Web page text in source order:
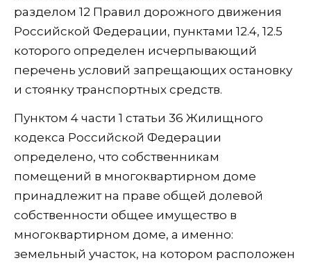
разделом 12 Правил дорожного движения
Российской Федерации, пунктами 12.4, 12.5
которого определен исчерпывающий
перечень условий запрещающих остановку
и стоянку транспортных средств.
Пунктом 4 части 1 статьи 36 Жилищного
кодекса Российской Федерации
определено, что собственникам
помещений в многоквартирном доме
принадлежит на праве общей долевой
собственности общее имущество в
многоквартирном доме, а именно:
земельный участок, на котором расположен